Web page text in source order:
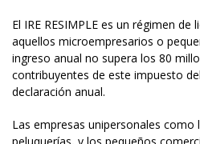
El IRE RESIMPLE es un régimen
aquellos microempresarios o
ingreso anual no supera los 80
contribuyentes de este impuesto
declaración anual.
Las empresas unipersonales como
peluquerías, y los pequeños